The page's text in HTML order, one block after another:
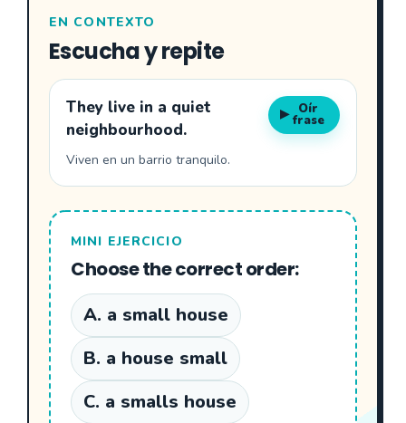
EN CONTEXTO
Escucha y repite
They live in a quiet
neighbourhood.
▶ Oír
frase
Viven en un barrio tranquilo.
MINI EJERCICIO
Choose the correct order:
A. a small house
B. a house small
C. a smalls house